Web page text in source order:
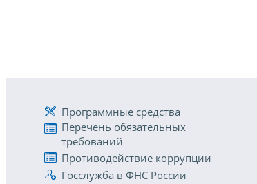
Программные средства
Перечень обязательных
требований
Противодействие коррупции
Госслужба в ФНС России